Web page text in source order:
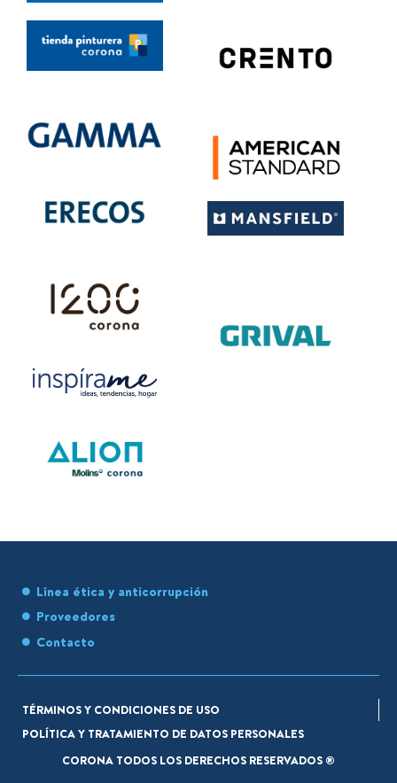
Línea ética y anticorrupción
Proveedores
Contacto
TÉRMINOS Y CONDICIONES DE USO
POLÍTICA Y TRATAMIENTO DE DATOS PERSONALES
CORONA TODOS LOS DERECHOS RESERVADOS ®